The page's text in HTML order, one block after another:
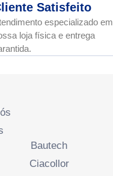
Satisfeito
especializado em
loja física e entrega
Bautech
Ciacollor